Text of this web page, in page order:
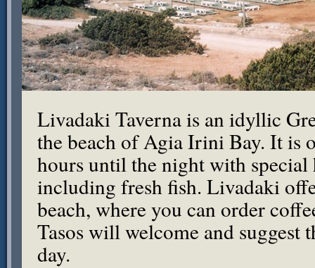
Livadaki Taverna is an idyllic
the beach of Agia Irini Bay. It is
hours until the night with special
including fresh fish. Livadaki
beach, where you can order
Tasos will welcome and suggest
day.